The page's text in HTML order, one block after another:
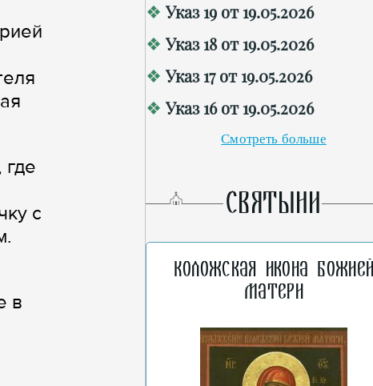
с
в
Указ 19 от 19.05.2026
Указ 18 от 19.05.2026
Указ 17 от 19.05.2026
Указ 16 от 19.05.2026
Смотреть больше
СВЯТЫНИ
Коложская икона
Матери